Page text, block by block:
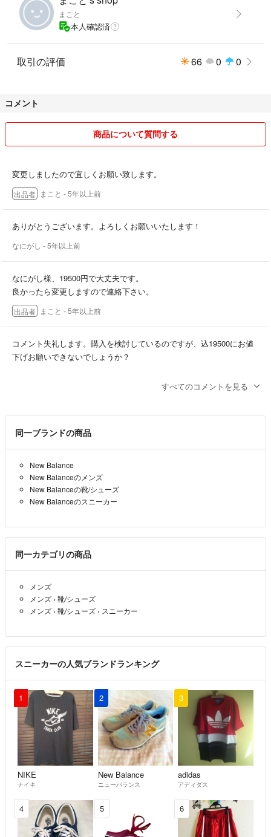
まこと
本人確認済
取引の評価 66 0 0
コメント
商品について質問する
変更しましたので宜しくお願い致します。
出品者 まこと - 5年以上前
ありがとうございます。よろしくお願いいたします！
なにがし - 5年以上前
なにがし様、19500円で大丈夫です。
良かったら変更しますので連絡下さい。
出品者 まこと - 5年以上前
コメント失礼します。購入を検討しているのですが、込19500にお値
下げお願いできないでしょうか？
すべてのコメントを見る
同一ブランドの商品
New Balance
New Balanceのメンズ
New Balanceの靴/シューズ
New Balanceのスニーカー
同一カテゴリの商品
メンズ
メンズ › 靴/シューズ
メンズ › 靴/シューズ › スニーカー
スニーカーの人気ブランドランキング
1
NIKE
ナイキ
2
New Balance
ニューバランス
3
adidas
アディダス
4 5 6